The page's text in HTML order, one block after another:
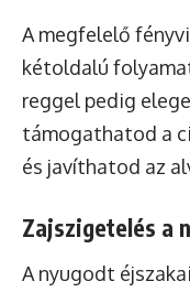
A megfelelő
kétoldalú
reggel pedig
támogathatod a
és javíthatod az
Zajszigetelés a
A nyugodt